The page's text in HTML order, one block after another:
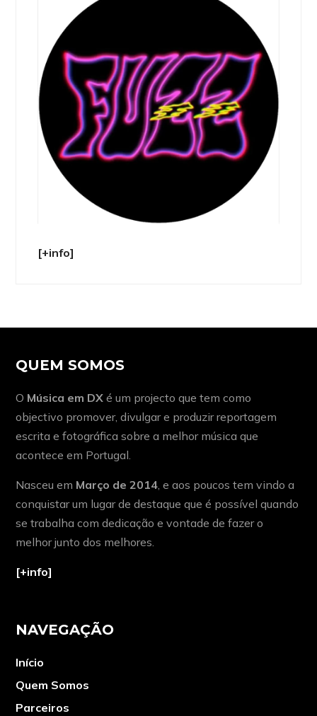
[+info]
QUEM SOMOS
O Música em DX é um projecto que tem como
objectivo promover, divulgar e produzir reportagem
escrita e fotográfica sobre a melhor música que
acontece em Portugal.
Nasceu em Março de 2014, e aos poucos tem vindo a
conquistar um lugar de destaque que é possível quando
se trabalha com dedicação e vontade de fazer o
melhor junto dos melhores.
[+info]
NAVEGAÇÃO
Início
Quem Somos
Parceiros